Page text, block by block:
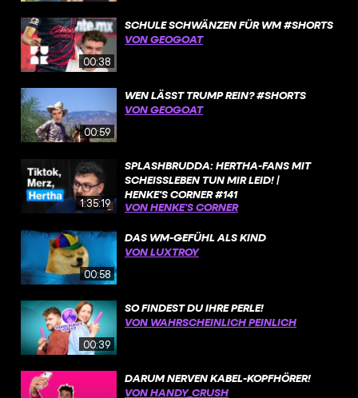
00:38
SCHULE SCHWÄNZEN FÜR WM #SHORTS
VON GEOGOAT
00:59
WEN LÄSST TRUMP REIN? #SHORTS
VON GEOGOAT
1:35:19
SPLASHBRUDDA: HERTHA-FANS MIT
SCHEISSLEBEN TUN MIR LEID! | H
ENKE'S CORNER #141
VON HENKE’S CORNER
00:58
DAS WM-GEFÜHL ALS KIND
VON LUXTROY
00:39
SO FINDEST DU IHRE PERLE!
VON WAHRSCHEINLICH PEINLICH
DARUM NERVEN KABEL-KOPFHÖRER!
VON HANDY_CRUSH